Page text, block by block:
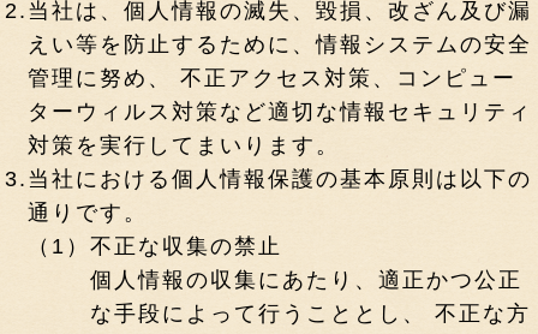
2. 当社は、個人情報の滅失、毀損、改ざん及び漏
えい等を防止するために、情報システムの安全
管理に努め、 不正アクセス対策、コンピュー
ターウィルス対策など適切な情報セキュリティ
対策を実行してまいります。
3. 当社における個人情報保護の基本原則は以下の
通りです。
（1）不正な収集の禁止
個人情報の収集にあたり、適正かつ公正
な手段によって行うこととし、 不正な方